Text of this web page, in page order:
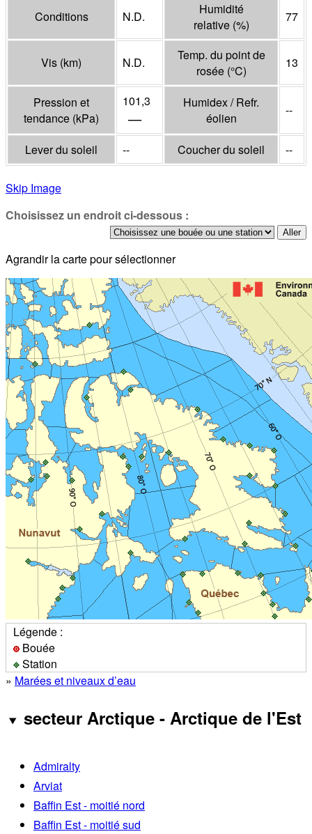
Conditions N.D.
Humidité
relative (%)
77
Vis (km) N.D.
Temp. du point de
rosée (°C)
13
Pression et
tendance (kPa)
101,3
—
Humidex / Refr.
éolien
--
Lever du soleil -- Coucher du soleil --
Skip Image
Choisissez un endroit ci-dessous :
Agrandir la carte pour sélectionner
Légende :
Bouée
Station
» Marées et niveaux d’eau
secteur Arctique - Arctique de l'Est
Admiralty
Arviat
Baffin Est - moitié nord
Baffin Est - moitié sud